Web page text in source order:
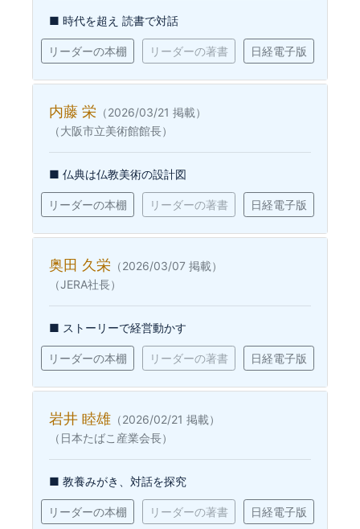
■ 時代を超え 読書で対話
リーダーの本棚 リーダーの著書 日経電子版
内藤 栄 （2026/03/21 掲載）
（大阪市立美術館館長）
■ 仏典は仏教美術の設計図
リーダーの本棚 リーダーの著書 日経電子版
奥田 久栄 （2026/03/07 掲載）
（JERA社長）
■ ストーリーで経営動かす
リーダーの本棚 リーダーの著書 日経電子版
岩井 睦雄 （2026/02/21 掲載）
（日本たばこ産業会長）
■ 教養みがき、対話を探究
リーダーの本棚 リーダーの著書 日経電子版